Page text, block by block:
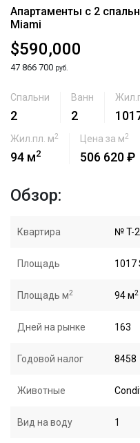
Апартаменты с 2
Miami
$590,000
47 866 700 руб.
Спальни
2
Ванн
2
Жил.пл. м2
94 м2
Цена за м2
506 620 ₽
Обзор:
Квартира № T-
Площадь 1017
Площадь м2 94 м2
Дней на рынке 163
Годовой налог 8458
Животные
Вид на воду 1